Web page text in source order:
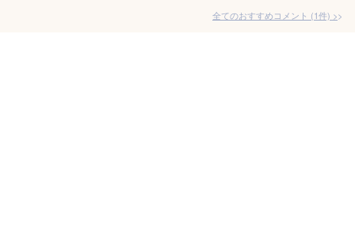
全てのおすすめコメント (1件) >